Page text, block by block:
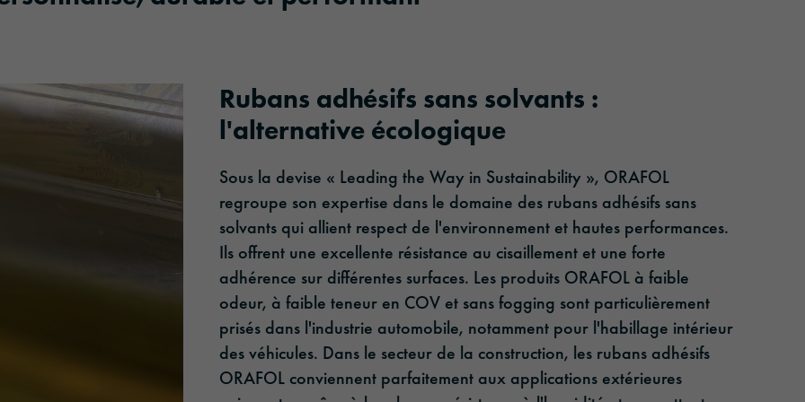
Rubans adhésifs sans solvants :
l'alternative écologique
Sous la devise « Leading the Way in Sustainability », ORAFOL
regroupe son expertise dans le domaine des rubans adhésifs sans
solvants qui allient respect de l'environnement et hautes performances.
Ils offrent une excellente résistance au cisaillement et une forte
adhérence sur différentes surfaces. Les produits ORAFOL à faible
odeur, à faible teneur en COV et sans fogging sont particulièrement
prisés dans l'industrie automobile, notamment pour l'habillage intérieur
des véhicules. Dans le secteur de la construction, les rubans adhésifs
ORAFOL conviennent parfaitement aux applications extérieures